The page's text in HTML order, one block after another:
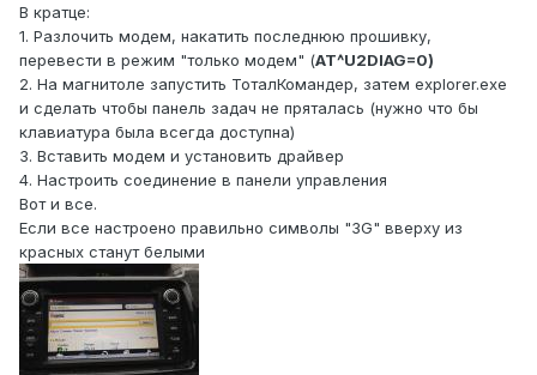
В кратце:
1. Разлочить модем, накатить последнюю прошивку,
перевести в режим "только модем" (AT^U2DIAG=0)
2. На магнитоле запустить ТоталКомандер, затем explorer.exe
и сделать чтобы панель задач не пряталась (нужно что бы
клавиатура была всегда доступна)
3. Вставить модем и установить драйвер
4. Настроить соединение в панели управления
Вот и все.
Если все настроено правильно символы "3G" вверху из
красных станут белыми